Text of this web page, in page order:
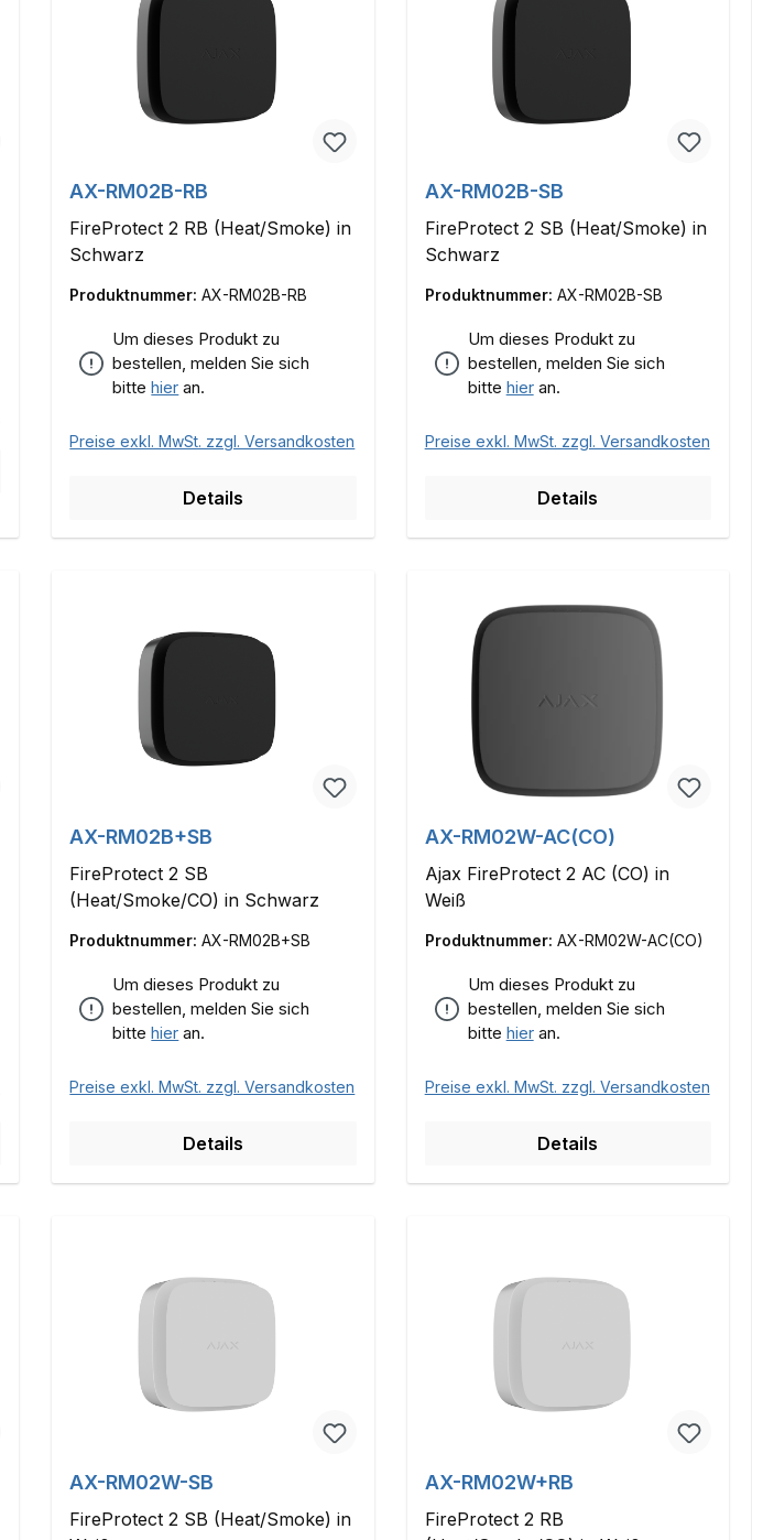
AX-RM02B-RB
FireProtect 2 RB (Heat/Smoke) in
Schwarz
Produktnummer:AX-RM02B-RB
Um dieses Produkt zu
bestellen, melden Sie sich
bittehier an.
Preise exkl. MwSt. zzgl. Versandkosten
Details
AX-RM02B-SB
FireProtect 2 SB (Heat/Smoke) in
Schwarz
Produktnummer: AX-RM02B-SB
Um dieses Produkt zu
bestellen, melden Sie sich
bitte hieran.
Preise exkl. MwSt. zzgl. Versandkosten
Details
AX-RM02B+SB
FireProtect 2 SB
(Heat/Smoke/CO) in Schwarz
Produktnummer:AX-RM02B+SB
Um dieses Produkt zu
bestellen, melden Sie sich
bittehier an.
Preise exkl. MwSt. zzgl. Versandkosten
Details
AX-RM02W-AC(CO)
Ajax FireProtect 2 AC (CO) in
Weiß
Produktnummer: AX-RM02W-AC(CO)
Um dieses Produkt zu
bestellen, melden Sie sich
bitte hieran.
Preise exkl. MwSt. zzgl. Versandkosten
Details
AX-RM02W-SB
FireProtect 2 SB (Heat/Smoke) in
AX-RM02W+RB
FireProtect 2 RB